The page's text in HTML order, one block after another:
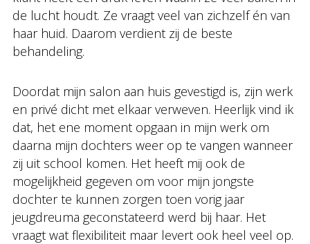
de lucht houdt. Ze vraagt veel van zichzelf én van
haar huid. Daarom verdient zij de beste
behandeling.
Doordat mijn salon aan huis gevestigd is, zijn werk
en privé dicht met elkaar verweven. Heerlijk vind ik
dat, het ene moment opgaan in mijn werk om
daarna mijn dochters weer op te vangen wanneer
zij uit school komen. Het heeft mij ook de
mogelijkheid gegeven om voor mijn jongste
dochter te kunnen zorgen toen vorig jaar
jeugdreuma geconstateerd werd bij haar. Het
vraagt wat flexibiliteit maar levert ook heel veel op.